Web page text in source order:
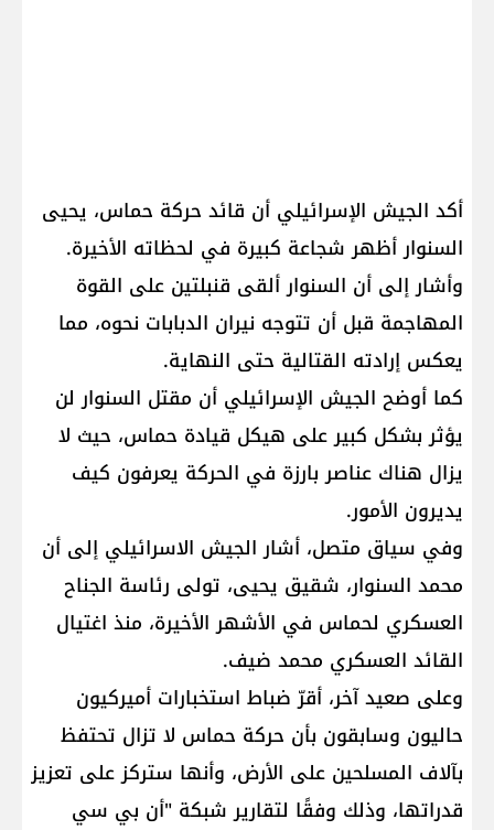
أكد الجيش الإسرائيلي أن قائد حركة حماس، يحيى
السنوار أظهر شجاعة كبيرة في لحظاته الأخيرة.
وأشار إلى أن السنوار ألقى قنبلتين على القوة
المهاجمة قبل أن تتوجه نيران الدبابات نحوه، مما
يعكس إرادته القتالية حتى النهاية.
كما أوضح الجيش الإسرائيلي أن مقتل السنوار لن
يؤثر بشكل كبير على هيكل قيادة حماس، حيث لا
يزال هناك عناصر بارزة في الحركة يعرفون كيف
يديرون الأمور.
وفي سياق متصل، أشار الجيش الاسرائيلي إلى أن
محمد السنوار، شقيق يحيى، تولى رئاسة الجناح
العسكري لحماس في الأشهر الأخيرة، منذ اغتيال
القائد العسكري محمد ضيف.
وعلى صعيد آخر، أقرّ ضباط استخبارات أميركيون
حاليون وسابقون بأن حركة حماس لا تزال تحتفظ
بآلاف المسلحين على الأرض، وأنها ستركز على تعزيز
قدراتها، وذلك وفقًا لتقارير شبكة "أن بي سي